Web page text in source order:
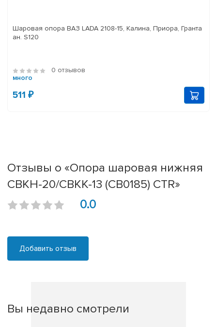
Шаровая опора ВАЗ LADA 2108-15, Калина, Приора, Гранта
ан. S120
0 отзывов
много
511 ₽
Отзывы о «Опора шаровая нижняя
CBKH-20/CBKK-13 (CB0185) CTR»
0.0
Добавить отзыв
Вы недавно смотрели